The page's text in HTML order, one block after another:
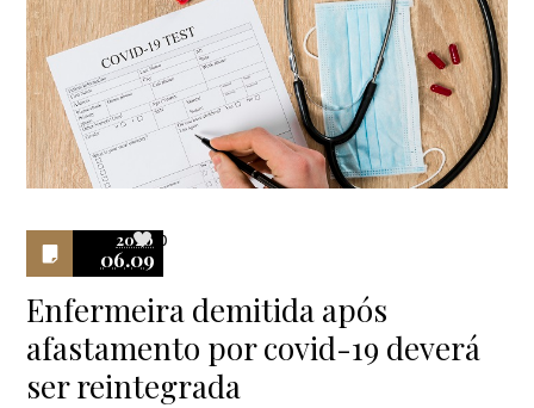
2020
06.09
0
Enfermeira demitida após
afastamento por covid-19 deverá
ser reintegrada